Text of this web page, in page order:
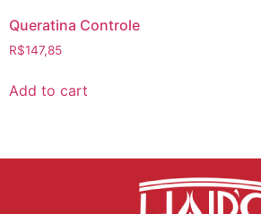
Queratina Controle
R$147,85
Add to cart